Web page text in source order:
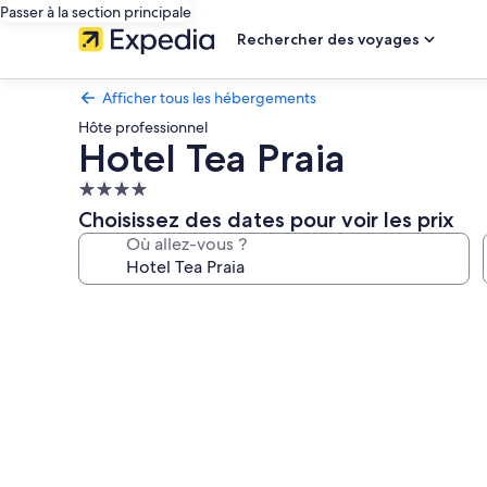
Passer à la section principale
Rechercher des voyages
Afficher tous les hébergements
Hôte professionnel
Hotel Tea Praia
Hébergement
4.0 étoiles
Choisissez des dates pour voir les prix
Où allez-vous ?